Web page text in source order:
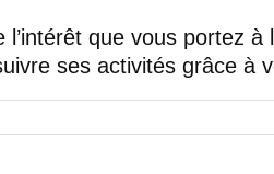
que vous portez à
ses activités grâce à